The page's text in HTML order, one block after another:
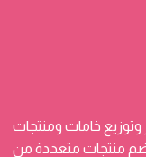
خامات ومنتجات
والكافيهات من عام ٢٠١٠ م وتضم منتجات متعددة من